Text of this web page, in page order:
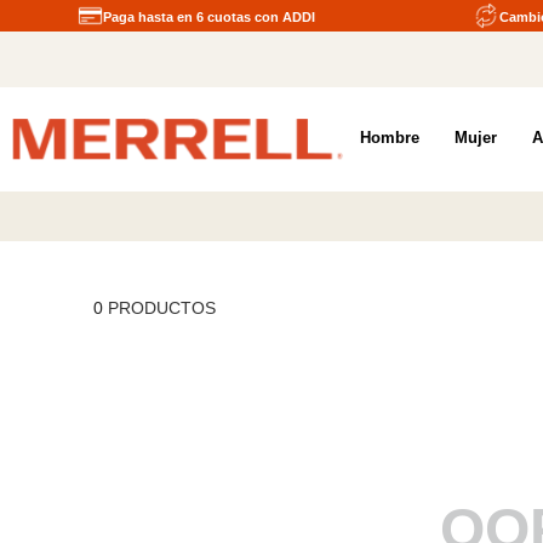
Paga hasta en 6 cuotas con ADDI
Hombre Mujer
0 PRODUCTOS